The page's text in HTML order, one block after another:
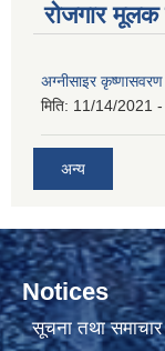
रोजगार मूलक
अग्नीसाइर
मिति: 11/14/2021
अन्य
Notices
सूचना तथा समाचार